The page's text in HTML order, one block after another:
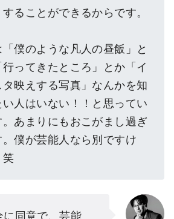
ることができるからです。
「僕のような凡人の昼飯」と
行ってきたところ」とか「イ
タ映えする写真」なんかを知
い人はいない！！と思ってい
。あまりにもおこがまし過ぎ
。僕が芸能人なら別ですけ
笑
に同意で、芸能